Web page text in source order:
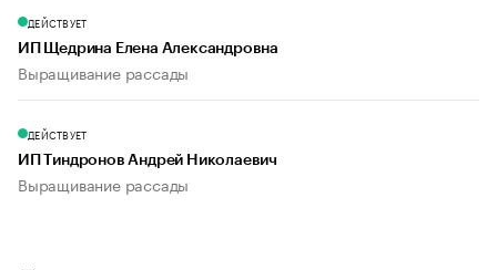
ДЕЙСТВУЕТ
ИП Щедрина Елена Александровна
Выращивание рассады
ДЕЙСТВУЕТ
ИП Тиндронов Андрей Николаевич
Выращивание рассады